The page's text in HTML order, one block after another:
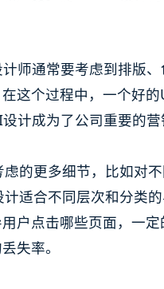
师通常要考虑到排版
这个过程中，一个好
计成为了公司重要的营
的更多细节，比如对
适合不同层次和分类
户点击哪些页面，一
失率。